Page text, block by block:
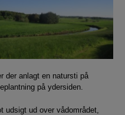
der anlagt en natursti på
på ydersiden.
udsigt ud over vådområdet,